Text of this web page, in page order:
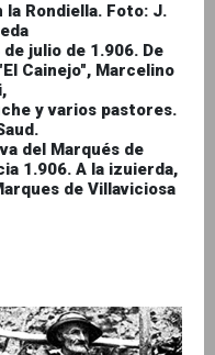
la Rondiella. Foto: J.
julio de 1.906. De
Cainejo", Marcelino
y varios pastores.
del Marqués de
1.906. A la izuierda,
de Villaviciosa